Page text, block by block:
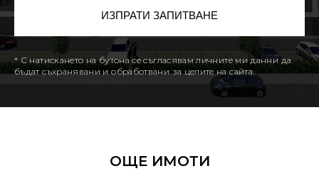
* С натискането на бутона се съгласявам личните ми данни да
бъдат съхранявани и обработвани за целите на сайта.
ОЩЕ ИМОТИ